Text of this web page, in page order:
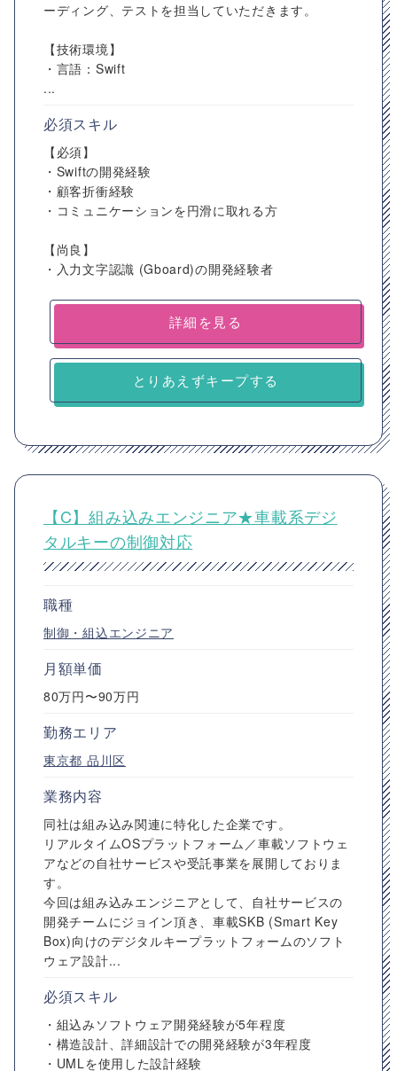
ーディング、テストを担当していただきます。
【技術環境】
・言語：Swift
...
必須スキル
【必須】
・Swiftの開発経験
・顧客折衝経験
・コミュニケーションを円滑に取れる方
【尚良】
・入力文字認識 (Gboard)の開発経験者
詳細を見る
とりあえずキープする
【C】組み込みエンジニア★車載系デジ
タルキーの制御対応
職種
制御・組込エンジニア
月額単価
80万円〜90万円
勤務エリア
東京都 品川区
業務内容
同社は組み込み関連に特化した企業です。
リアルタイムOSプラットフォーム／車載ソフトウェ
アなどの自社サービスや受託事業を展開しておりま
す。
今回は組み込みエンジニアとして、自社サービスの
開発チームにジョイン頂き、車載SKB (Smart Key
Box)向けのデジタルキープラットフォームのソフト
ウェア設計...
必須スキル
・組込みソフトウェア開発経験が5年程度
・構造設計、詳細設計での開発経験が3年程度
・UMLを使用した設計経験